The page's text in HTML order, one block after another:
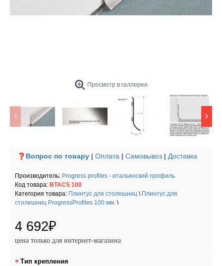
Просмотр в галлереи
Вопрос по товару | Оплата | Самовывоз | Доставка
Производитель: Progress profiles - итальянский профиль
Код товара: BTACS 100
Категория товара: Плинтус для столешниц \ Плинтус для
столешниц ProgressProfiles 100 мм. \
4 692₽
цена только для интернет-магазина
Тип крепления